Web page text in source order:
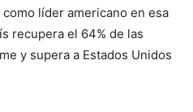
líder americano en esa
recupera el 64% de las
y supera a Estados Unidos